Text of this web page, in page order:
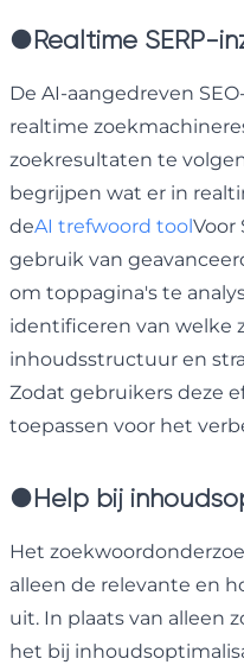
●Realtime SERP-
De AI-aangedreven
realtime
zoekresultaten te
begrijpen wat er in
deAI trefwoord tool Voor
gebruik van
om toppagina's te
identificeren van welke
inhoudsstructuur en
Zodat gebruikers deze
toepassen voor het
●Help bij
Het
alleen de relevante en
uit. In plaats van alleen
het bij